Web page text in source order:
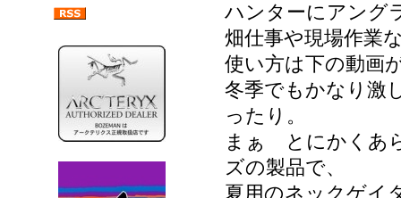
ハンターにアング
畑仕事や現場作業
使い方は下の動画
冬季でもかなり激
ったり。
まぁ とにかくあ
ズの製品で、
夏用のネックゲイ